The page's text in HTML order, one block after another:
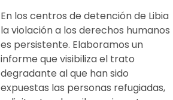
En los centros de detención de Libia
la violación a los derechos humanos
es persistente. Elaboramos un
informe que visibiliza el trato
degradante al que han sido
expuestas las personas refugiadas,